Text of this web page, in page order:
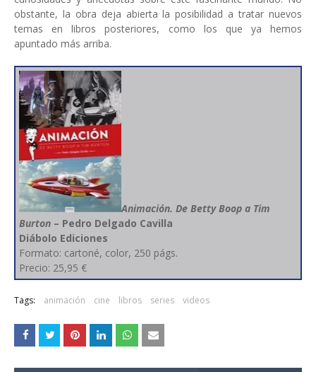
obstante, la obra deja abierta la posibilidad a tratar nuevos
temas en libros posteriores, como los que ya hemos
apuntado más arriba.
Animación. De Betty Boop a Tim
Burton – Pedro Delgado Cavilla
Diábolo Ediciones
Formato: cartoné, color, 250 págs.
Precio: 25,95 €
Tags: animación cine libros series videos